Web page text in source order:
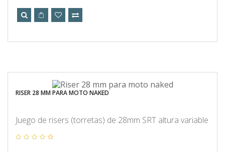
RISER 28 MM PARA MOTO NAKED
Juego de risers (torretas) de 28mm SRT altura variable